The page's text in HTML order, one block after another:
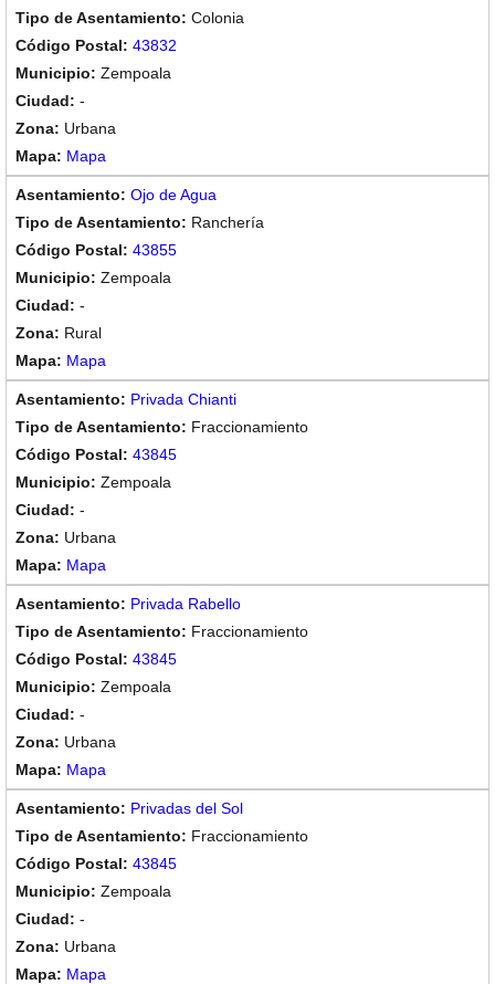
Colonia
43832
Zempoala
-
Urbana
Mapa
Ojo de Agua
Ranchería
43855
Zempoala
-
Rural
Mapa
Privada Chianti
Fraccionamiento
43845
Zempoala
-
Urbana
Mapa
Privada Rabello
Fraccionamiento
43845
Zempoala
-
Urbana
Mapa
Privadas del Sol
Fraccionamiento
43845
Zempoala
-
Urbana
Mapa